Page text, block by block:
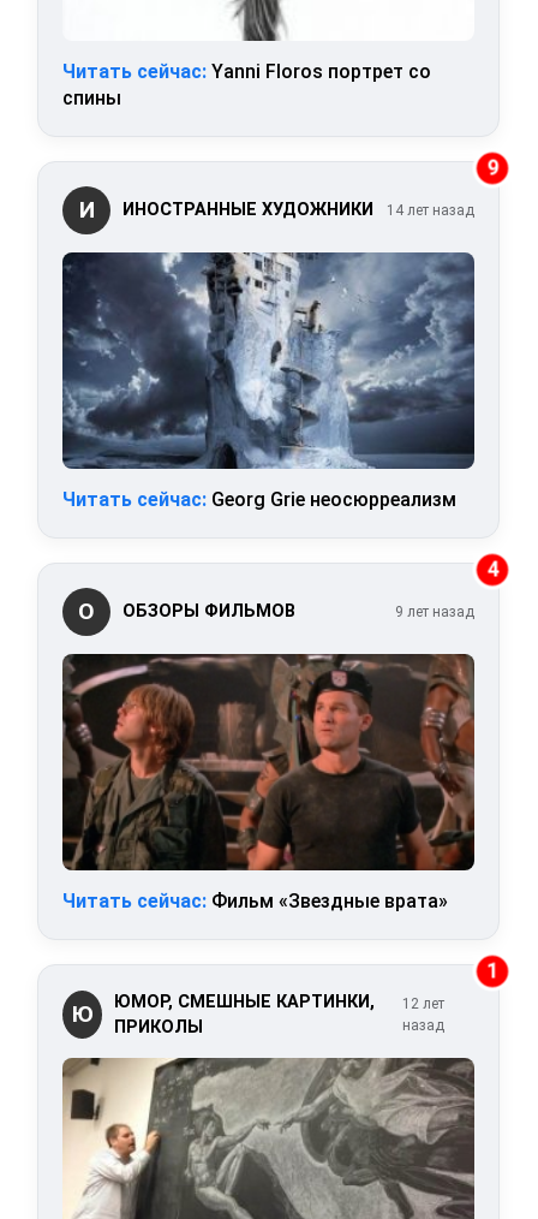
Читать сейчас: Yanni Floros портрет со
спины
9
И ИНОСТРАННЫЕ ХУДОЖНИКИ 14 лет назад
Читать сейчас: Georg Grie неосюрреализм
4
О ОБЗОРЫ ФИЛЬМОВ 9 лет назад
Читать сейчас: Фильм «Звездные врата»
1
Ю
ЮМОР, СМЕШНЫЕ КАРТИНКИ,
ПРИКОЛЫ
12 лет
назад